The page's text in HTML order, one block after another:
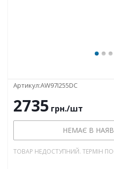
Артикул:AW97I255DC
2735 грн./шт
НЕМАЄ В
ТОВАР НЕДОСТУПНИЙ. ТЕРМІН